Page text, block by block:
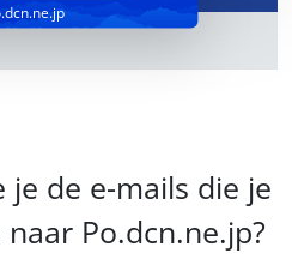
je de e-mails die je
Po.dcn.ne.jp?